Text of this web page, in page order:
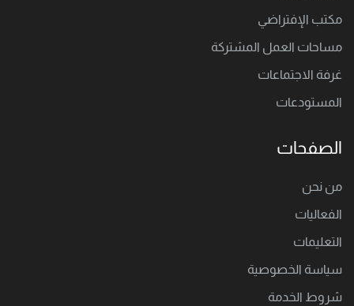
مكتب اﻹفتراضي
مساحات العمل المشتركة
غرفة الاجتماعات
المستودعات
الصفحات
من نحن
الفعاليات
التعليمات
سياسة الخصوصية
شروط الخدمة